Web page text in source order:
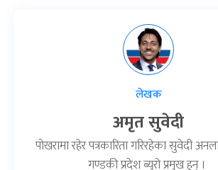
लेखक
अमृत सुवेदी
पोखरामा रहेर पत्रकारिता गरिरहेका सुवेदी
गण्डकी प्रदेश ब्युरो प्रमुख हुन् ।